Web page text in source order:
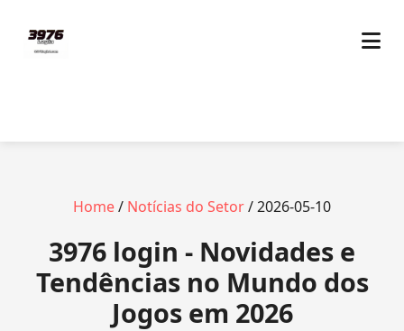
Home/ Notícias do Setor/ 2026-05-10
3976 login - Novidades e
Tendências no Mundo dos
Jogos em 2026